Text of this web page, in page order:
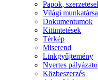
Papok,
Világi
Dokumentumok
Kitüntetések
Térkép
Miserend
Linkgyűjtemény
Nyertes
Közbeszerzés